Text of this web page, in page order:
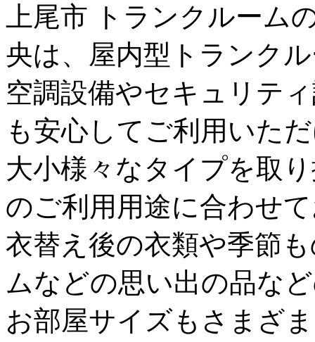
上尾市 トランクルーム
央は、屋内型トランク
空調設備やセキュリテ
も安心してご利用いた
大小様々なタイプを取
のご利用用途に合わせ
衣替え後の衣類や季節
ムなどの思い出の品な
お部屋サイズもさまざ